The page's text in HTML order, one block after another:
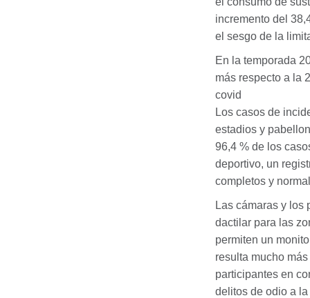
incremento del
el sesgo de la
En la temporada
más respecto a la
covid
Los casos de
estadios y
96,4 % de los
deportivo, un
completos y
Las cámaras y los
dactilar para las
permiten un
resulta mucho
participantes en
delitos de odio a